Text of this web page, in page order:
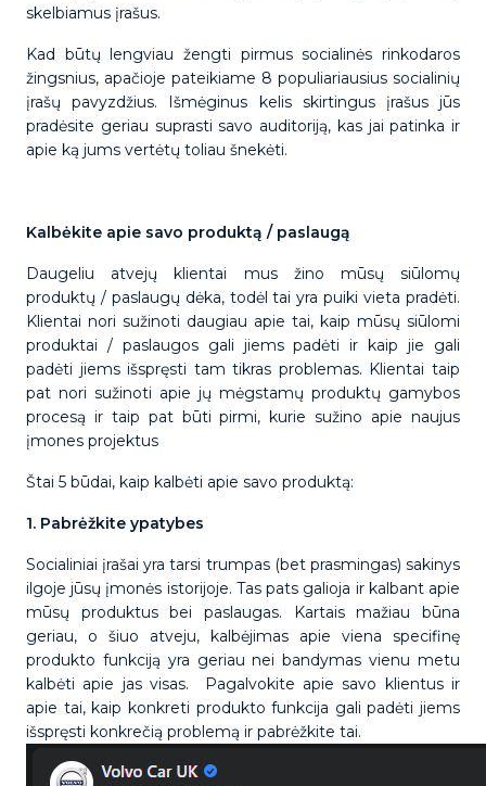
skelbiamus įrašus.
Kad būtų lengviau žengti pirmus socialinės rinkodaros
žingsnius, apačioje pateikiame 8 populiariausius socialinių
įrašų pavyzdžius. Išmėginus kelis skirtingus įrašus jūs
pradėsite geriau suprasti savo auditoriją, kas jai patinka ir
apie ką jums vertėtų toliau šnekėti.
Kalbėkite apie savo produktą / paslaugą
Daugeliu atvejų klientai mus žino mūsų siūlomų
produktų / paslaugų dėka, todėl tai yra puiki vieta pradėti.
Klientai nori sužinoti daugiau apie tai, kaip mūsų siūlomi
produktai / paslaugos gali jiems padėti ir kaip jie gali
padėti jiems išspręsti tam tikras problemas. Klientai taip
pat nori sužinoti apie jų mėgstamų produktų gamybos
procesą ir taip pat būti pirmi, kurie sužino apie naujus
įmones projektus
Štai 5 būdai, kaip kalbėti apie savo produktą:
1. Pabrėžkite ypatybes
Socialiniai įrašai yra tarsi trumpas (bet prasmingas) sakinys
ilgoje jūsų įmonės istorijoje. Tas pats galioja ir kalbant apie
mūsų produktus bei paslaugas. Kartais mažiau būna
geriau, o šiuo atveju, kalbėjimas apie viena specifinę
produkto funkciją yra geriau nei bandymas vienu metu
kalbėti apie jas visas. Pagalvokite apie savo klientus ir
apie tai, kaip konkreti produkto funkcija gali padėti jiems
išspręsti konkrečią problemą ir pabrėžkite tai.